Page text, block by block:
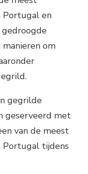
Portugal en
manieren om
gegrilde
geserveerd met
van de meest
Portugal tijdens